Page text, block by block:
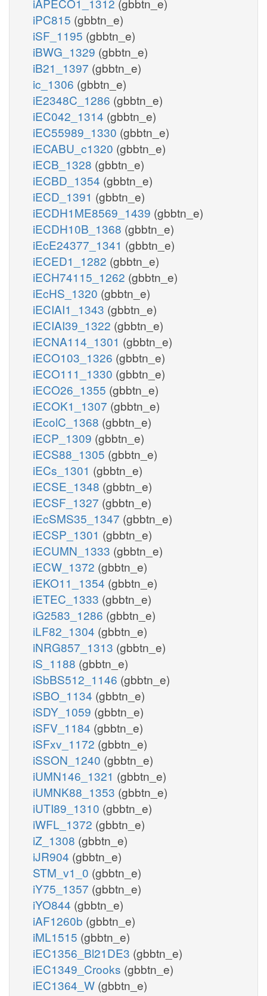
iPC815 (gbbtn_e)
iSF_1195 (gbbtn_e)
iBWG_1329 (gbbtn_e)
iB21_1397 (gbbtn_e)
ic_1306 (gbbtn_e)
iE2348C_1286 (gbbtn_e)
iEC042_1314 (gbbtn_e)
iEC55989_1330 (gbbtn_e)
iECABU_c1320 (gbbtn_e)
iECB_1328 (gbbtn_e)
iECBD_1354 (gbbtn_e)
iECD_1391 (gbbtn_e)
iECDH1ME8569_1439 (gbbtn_e)
iECDH10B_1368 (gbbtn_e)
iEcE24377_1341 (gbbtn_e)
iECED1_1282 (gbbtn_e)
iECH74115_1262 (gbbtn_e)
iEcHS_1320 (gbbtn_e)
iECIAI1_1343 (gbbtn_e)
iECIAI39_1322 (gbbtn_e)
iECNA114_1301 (gbbtn_e)
iECO103_1326 (gbbtn_e)
iECO111_1330 (gbbtn_e)
iECO26_1355 (gbbtn_e)
iECOK1_1307 (gbbtn_e)
iEcolC_1368 (gbbtn_e)
iECP_1309 (gbbtn_e)
iECS88_1305 (gbbtn_e)
iECs_1301 (gbbtn_e)
iECSE_1348 (gbbtn_e)
iECSF_1327 (gbbtn_e)
iEcSMS35_1347 (gbbtn_e)
iECSP_1301 (gbbtn_e)
iECUMN_1333 (gbbtn_e)
iECW_1372 (gbbtn_e)
iEKO11_1354 (gbbtn_e)
iETEC_1333 (gbbtn_e)
iG2583_1286 (gbbtn_e)
iLF82_1304 (gbbtn_e)
iNRG857_1313 (gbbtn_e)
iS_1188 (gbbtn_e)
iSbBS512_1146 (gbbtn_e)
iSBO_1134 (gbbtn_e)
iSDY_1059 (gbbtn_e)
iSFV_1184 (gbbtn_e)
iSFxv_1172 (gbbtn_e)
iSSON_1240 (gbbtn_e)
iUMN146_1321 (gbbtn_e)
iUMNK88_1353 (gbbtn_e)
iUTI89_1310 (gbbtn_e)
iWFL_1372 (gbbtn_e)
iZ_1308 (gbbtn_e)
iJR904 (gbbtn_e)
STM_v1_0 (gbbtn_e)
iY75_1357 (gbbtn_e)
iYO844 (gbbtn_e)
iAF1260b (gbbtn_e)
iML1515 (gbbtn_e)
iEC1356_Bl21DE3 (gbbtn_e)
iEC1349_Crooks (gbbtn_e)
iEC1364_W (gbbtn_e)